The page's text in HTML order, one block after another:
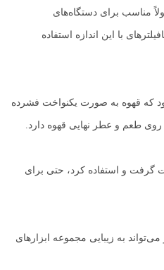
معمولاً مناسب برای دستگاه‌های
با این اندازه استفاده
که قهوه به صورت یکنواخت فشرده
روی طعم و عطر نهایی قهوه دارد.
گرفت و استفاده کرد، حتی برای
به زیبایی مجموعه ابزارهای